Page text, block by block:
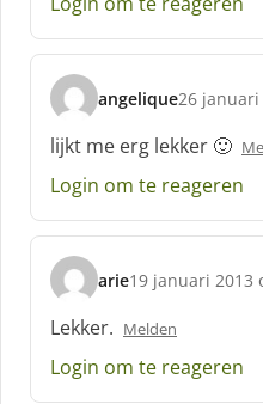
f
angelique
s
c
h
r
e
f
:
26 januari
lijkt me erg lekker 🙂
Login om te reageren
arie
s
c
h
r
19 januari 2013
Lekker. Melden
Login om te reageren